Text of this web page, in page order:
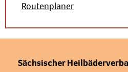
Routenplaner
Sächsischer